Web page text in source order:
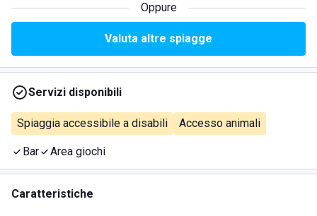
Oppure
Valuta altre spiagge
Servizi disponibili
Spiaggia accessibile a disabili Accesso animali
Bar Area giochi
Caratteristiche